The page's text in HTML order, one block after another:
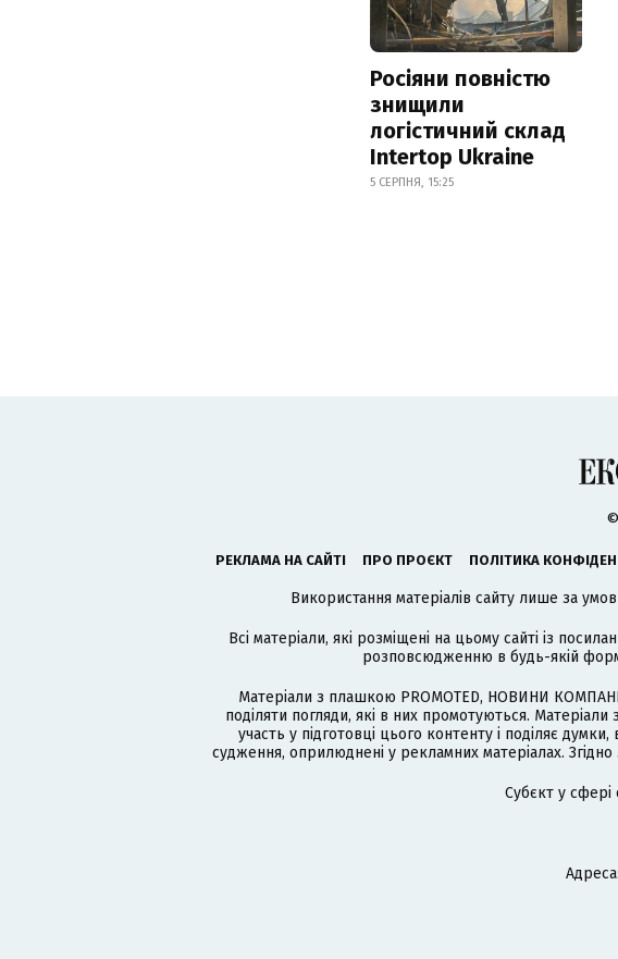
Росіяни повністю
знищили
логістичний склад
Intertop Ukraine
5 СЕРПНЯ, 15:25
РЕКЛАМА НА САЙТІ ПРО ПРОЄКТ ПОЛІТИКА
Використання матеріалів сайту лише за
Всі матеріали, які розміщені на цьому сайті із
розповсюдженню в будь-якій
Матеріали з плашкою PROMOTED, НОВИНИ
поділяти погляди, які в них промотуються.
участь у підготовці цього контенту і поділяє
судження, оприлюднені у рекламних матеріалах.
Cубєкт у сфері